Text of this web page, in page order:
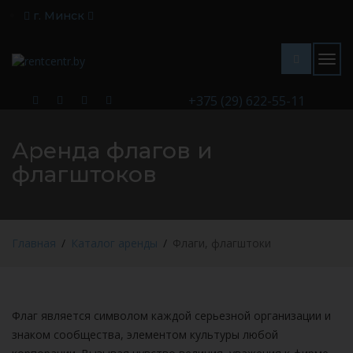
г. Минск
+375 (29) 622-55-11
Аренда флагов и
флагштоков
Главная Каталог аренды Флаги, флагштоки
Флаг является символом каждой серьезной организации и
знаком сообщества, элементом культуры любой